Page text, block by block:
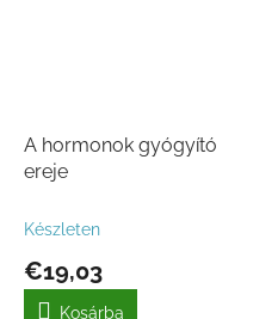
A hormonok gyógyító
ereje
Készleten
€19,03
Kosárba